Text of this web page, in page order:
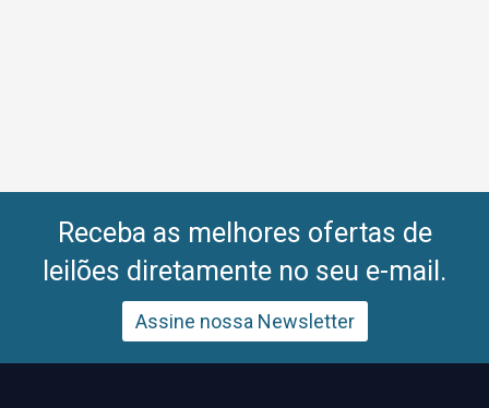
Receba as melhores ofertas de
leilões diretamente no seu e-mail.
Assine nossa Newsletter